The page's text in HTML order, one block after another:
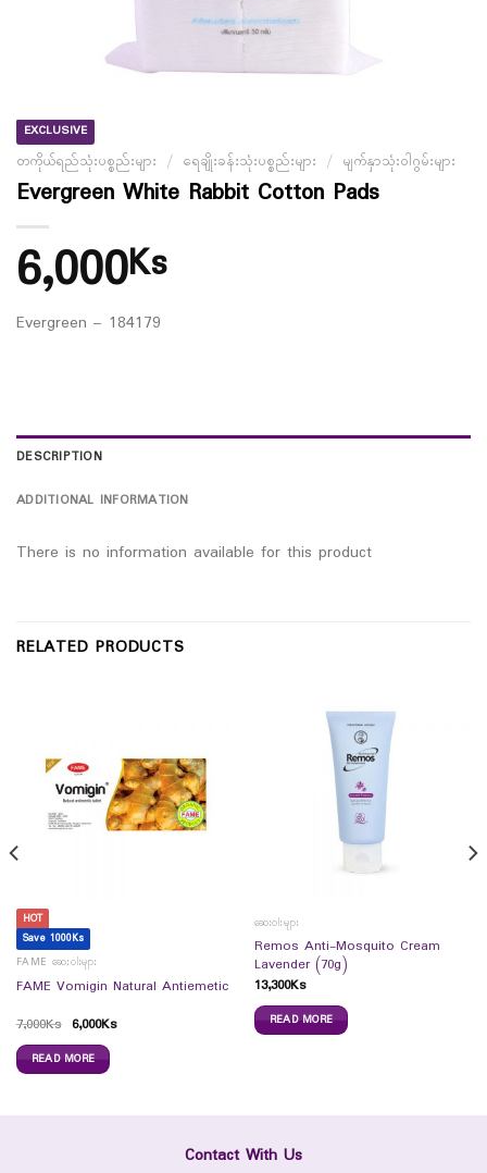
EXCLUSIVE
တကိုယ်ရည်သုံးပစ္စည်းများ / ရေချိုးခန်းသုံးပစ္စည်းများ / မျက်နှာသုံးဝါဂွမ်းများ
Evergreen White Rabbit Cotton Pads
6,000Ks
Evergreen – 184179
DESCRIPTION
ADDITIONAL INFORMATION
There is no information available for this product
RELATED PRODUCTS
HOT
Save 1000Ks
FAME ဆေးဝါးများ
FAME Vomigin Natural Antiemetic
7,000Ks 6,000Ks
READ MORE
ဆေးဝါးများ
Remos Anti-Mosquito Cream
Lavender (70g)
13,300Ks
READ MORE
Contact With Us